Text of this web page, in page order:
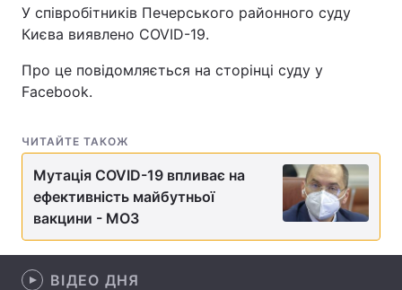
Головна Війна
Економіка
Спорт
Техно і зв'язок
Зброя
У співробітників Печерського районного суду
Києва виявлено COVID-19.
Про це повідомляється на сторінці суду у
Facebook.
ЧИТАЙТЕ ТАКОЖ
Мутація COVID-19 впливає на
ефективність майбутньої
вакцини - МОЗ
ВІДЕО ДНЯ